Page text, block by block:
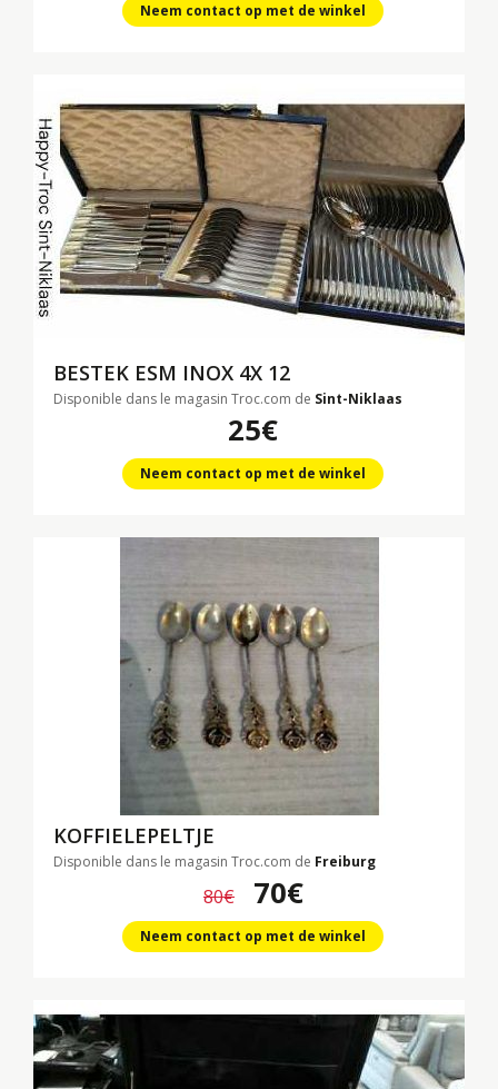
Neem contact op met de winkel
BESTEK ESM INOX 4X 12
Disponible dans le magasin Troc.com de Sint-Niklaas
25€
Neem contact op met de winkel
KOFFIELEPELTJE
Disponible dans le magasin Troc.com de Freiburg
80€ 70€
Neem contact op met de winkel